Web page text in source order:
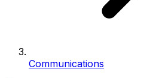
Communications